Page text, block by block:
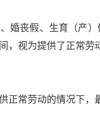
婚丧假、生育（产）
，视为提供了正常劳
正常劳动的情况下，